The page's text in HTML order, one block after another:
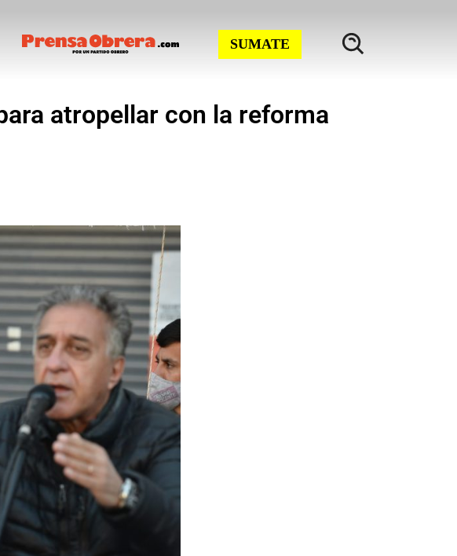
SUMATE
atropellar con la reforma